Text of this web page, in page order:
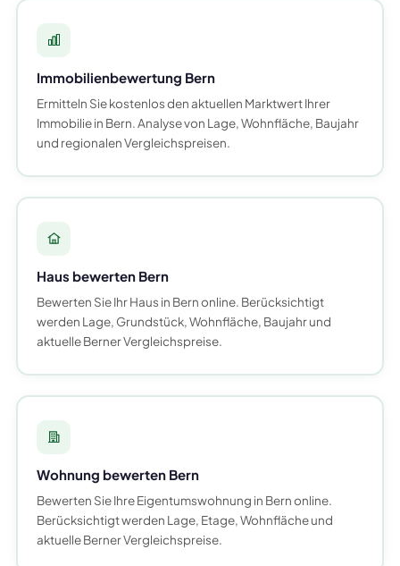
Immobilienbewertung Bern
Ermitteln Sie kostenlos den aktuellen Marktwert Ihrer
Immobilie in Bern. Analyse von Lage, Wohnfläche, Baujahr
und regionalen Vergleichspreisen.
Haus bewerten Bern
Bewerten Sie Ihr Haus in Bern online. Berücksichtigt
werden Lage, Grundstück, Wohnfläche, Baujahr und
aktuelle Berner Vergleichspreise.
Wohnung bewerten Bern
Bewerten Sie Ihre Eigentumswohnung in Bern online.
Berücksichtigt werden Lage, Etage, Wohnfläche und
aktuelle Berner Vergleichspreise.